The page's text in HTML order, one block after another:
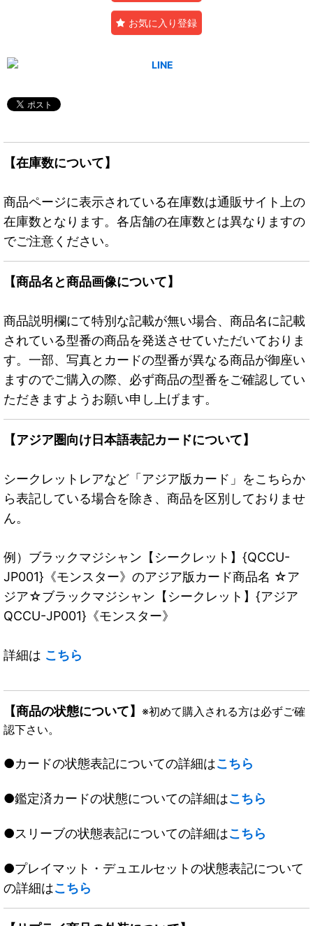
お気に入り登録
【在庫数について】
商品ページに表示されている在庫数は通販サイト上の
在庫数となります。各店舗の在庫数とは異なりますの
でご注意ください。
【商品名と商品画像について】
商品説明欄にて特別な記載が無い場合、商品名に記載
されている型番の商品を発送させていただいておりま
す。一部、写真とカードの型番が異なる商品が御座い
ますのでご購入の際、必ず商品の型番をご確認してい
ただきますようお願い申し上げます。
【アジア圏向け日本語表記カードについて】
シークレットレアなど「アジア版カード」をこちらか
ら表記している場合を除き、商品を区別しておりませ
ん。
例）ブラックマジシャン【シークレット】{QCCU-
JP001}《モンスター》のアジア版カード商品名 ☆ア
ジア☆ブラックマジシャン【シークレット】{アジア
QCCU-JP001}《モンスター》
詳細は こちら
【商品の状態について】 ※初めて購入される方は必ずご確
認下さい。
●カードの状態表記についての詳細はこちら
●鑑定済カードの状態についての詳細はこちら
●スリーブの状態表記についての詳細はこちら
●プレイマット・デュエルセットの状態表記について
の詳細はこちら